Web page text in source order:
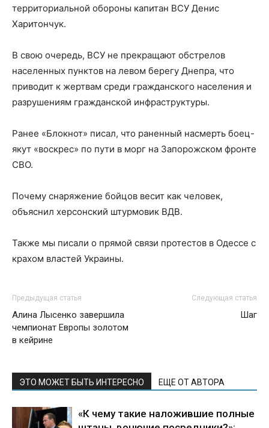
территориальной обороны капитан ВСУ Денис
Харитончук.
В свою очередь, ВСУ не прекращают обстрелов
населенных пунктов на левом берегу Днепра, что
приводит к жертвам среди гражданского населения и
разрушениям гражданской инфраструктуры.
Ранее «Блокнот» писал, что раненный насмерть боец-
якут «воскрес» по пути в морг на Запорожском фронте
СВО.
Почему снаряжение бойцов весит как человек,
объяснил херсонский штурмовик ВДВ.
Также мы писали о прямой связи протестов в Одессе с
крахом властей Украины.
Предыдущая статья
Алина Лысенко завершила
чемпионат Европы золотом
в кейрине
Следующая статья
Шаг
ЭТО МОЖЕТ БЫТЬ ИНТЕРЕСНО ЕЩЕ ОТ АВТОРА
«К чему такие наложившие полные